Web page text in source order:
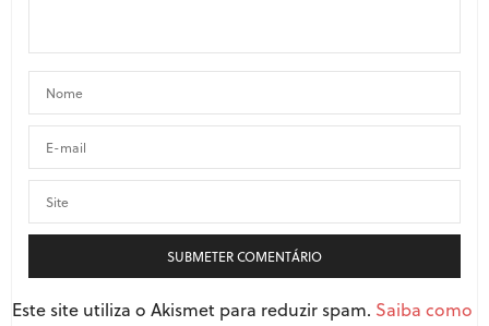
17/01/2017 ÀS 5:10 PM
Depois de cortado o macarrão vc modela o ninho
ou tábua.
BÁRBARA DIAS DISSE:
Eu fiz isso, porém com 5 dias ele mofou todinho.
Queria saber como devo fazer para que ele
conserve por mais tempo, feito em ninho. O
talharim aberto, consigo deixar mais de ,30 dias
Este site utiliza o Akismet para reduzir spam. Saiba como